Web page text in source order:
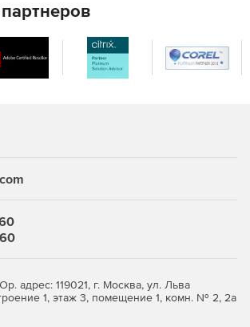
адрес: 119021, г. Москва, ул. Льва
1, этаж 3, помещение 1, комн. № 2, 2а